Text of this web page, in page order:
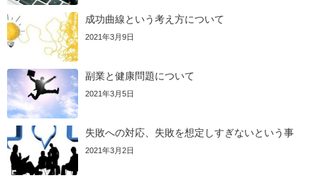
成功曲線という考え方について
2021年3月9日
副業と健康問題について
2021年3月5日
失敗への対応、失敗を想定しすぎないという事
2021年3月2日